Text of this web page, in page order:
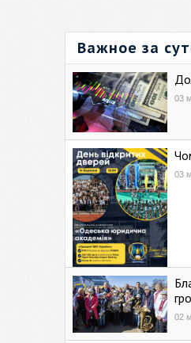
Важное за
03
03
02